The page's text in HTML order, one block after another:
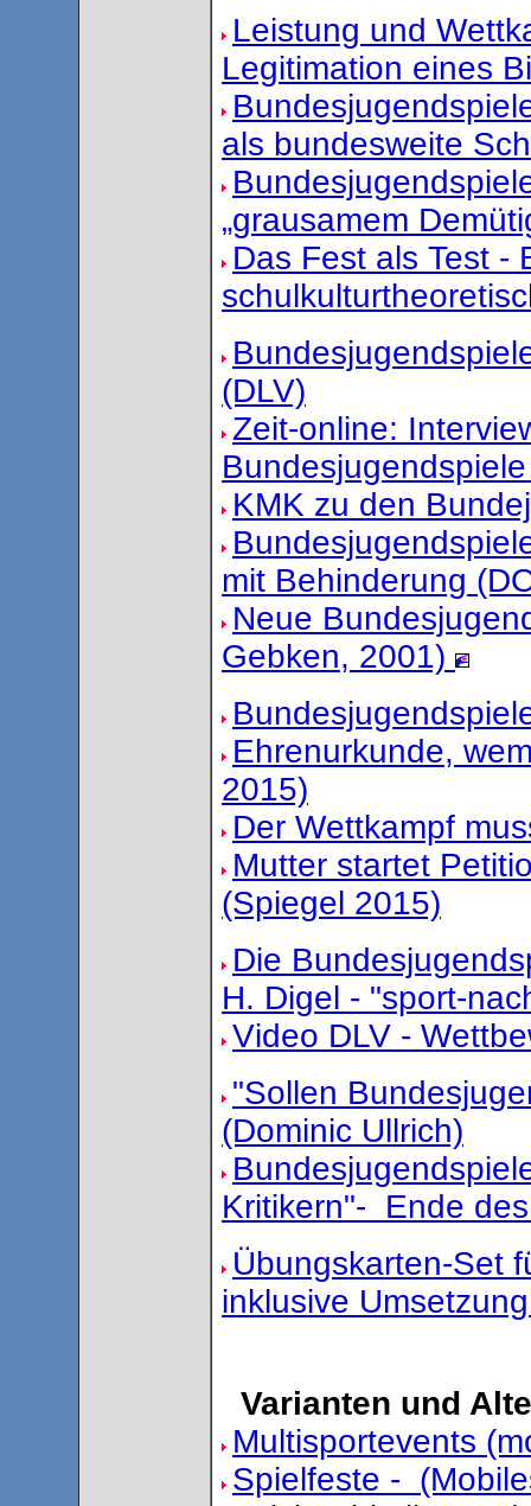
Leistung und
Legitimation eines
als bundesweite
„grausamem
Das Fest als Test -
(DLV)
Zeit-online:
KMK zu den
mit Behinderung
Neue
Gebken, 2001)
Ehrenurkunde,
2015)
Der Wettkampf
Mutter startet
(Spiegel 2015)
Die
H. Digel - "sport-
Video DLV -
"Sollen
(Dominic Ullrich)
Kritikern"- Ende
Übungskarten-Set
inklusive
Varianten und
Multisportevents
Spielfeste -